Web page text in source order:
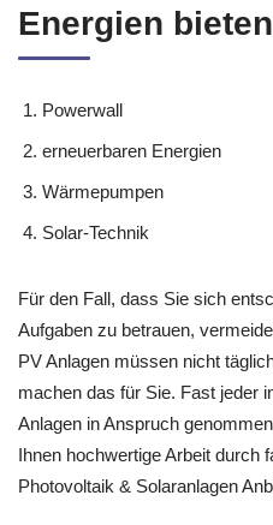
Energien
Powerwall
erneuerbaren Energien
Wärmepumpen
Solar-Technik
Für den Fall, dass Sie sich
Aufgaben zu betrauen,
PV Anlagen müssen nicht
machen das für Sie. Fast jeder
Anlagen in Anspruch
Ihnen hochwertige Arbeit durch
Photovoltaik & Solaranlagen